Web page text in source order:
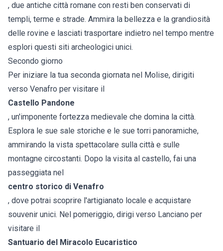
, due antiche città romane con resti ben conservati di
templi, terme e strade. Ammira la bellezza e la grandiosità
delle rovine e lasciati trasportare indietro nel tempo mentre
esplori questi siti archeologici unici.
Secondo giorno
Per iniziare la tua seconda giornata nel Molise, dirigiti
verso Venafro per visitare il
Castello Pandone
, un'imponente fortezza medievale che domina la città.
Esplora le sue sale storiche e le sue torri panoramiche,
ammirando la vista spettacolare sulla città e sulle
montagne circostanti. Dopo la visita al castello, fai una
passeggiata nel
centro storico di Venafro
, dove potrai scoprire l'artigianato locale e acquistare
souvenir unici. Nel pomeriggio, dirigi verso Lanciano per
visitare il
Santuario del Miracolo Eucaristico